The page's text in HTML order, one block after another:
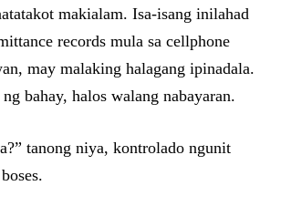
makialam. Isa-isang inilahad
records mula sa cellphone
may malaking halagang ipinadala.
bahay, halos walang nabayaran.
tanong niya, kontrolado ngunit